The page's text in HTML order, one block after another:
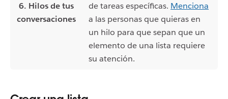
6. Hilos de tus
conversaciones
de tareas específicas. Menciona
a las personas que quieras en
un hilo para que sepan que un
elemento de una lista requiere
su atención.